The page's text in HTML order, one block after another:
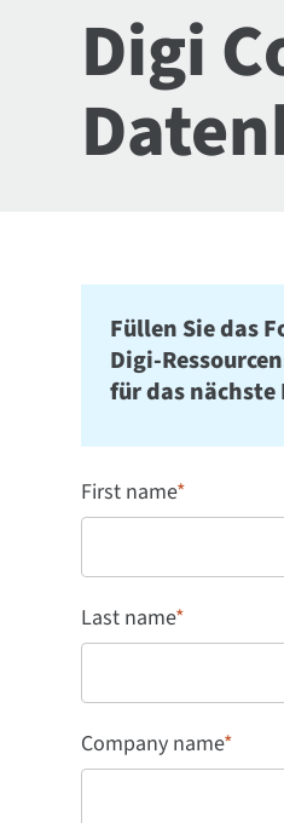
Digi
Füllen Sie das
Digi-
für das
First name*
Last name*
Company name*